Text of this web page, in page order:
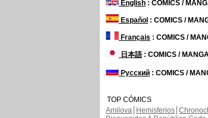
English : COMICS /
Español : COMICS /
Français : COMICS /
日本語: COMICS /
Русский : COMICS /
TOP CÓMICS
Amilova
Hemisferios